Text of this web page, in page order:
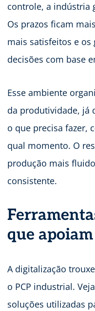
controle, a indústria
Os prazos ficam
mais satisfeitos e
decisões com base
Esse ambiente
da produtividade, já
o que precisa fazer,
qual momento. O
produção mais
consistente.
que apoiam
A digitalização
o PCP industrial.
soluções utilizadas